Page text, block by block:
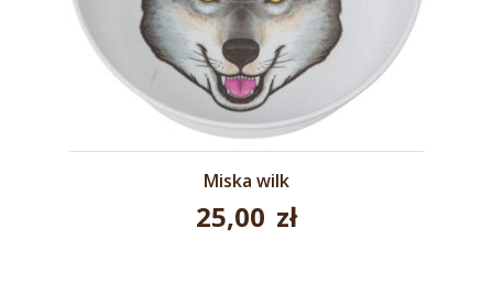
Miska wilk
25,00 zł